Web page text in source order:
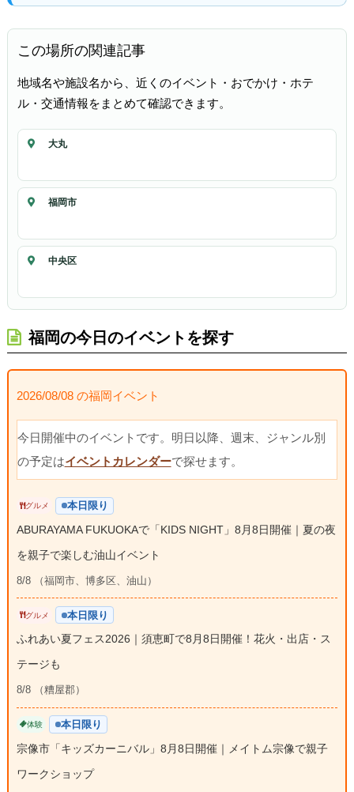
この場所の関連記事
地域名や施設名から、近くのイベント・おでかけ・ホテ
ル・交通情報をまとめて確認できます。
大丸
福岡市
中央区
福岡の今日のイベントを探す
2026/08/08 の福岡イベント
今日開催中のイベントです。明日以降、週末、ジャンル別
の予定はイベントカレンダーで探せます。
グルメ 本日限り
ABURAYAMA FUKUOKAで「KIDS NIGHT」8月8日開催｜夏の夜
を親子で楽しむ油山イベント
8/8 （福岡市、博多区、油山）
グルメ 本日限り
ふれあい夏フェス2026｜須恵町で8月8日開催！花火・出店・ス
テージも
8/8 （糟屋郡）
体験 本日限り
宗像市「キッズカーニバル」8月8日開催｜メイトム宗像で親子
ワークショップ